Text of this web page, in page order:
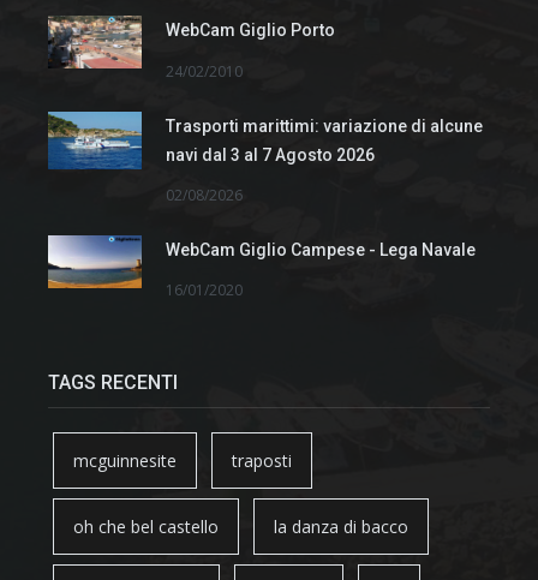
WebCam Giglio Porto
24/02/2010
Trasporti marittimi: variazione di alcune
navi dal 3 al 7 Agosto 2026
02/08/2026
WebCam Giglio Campese - Lega Navale
16/01/2020
TAGS RECENTI
mcguinnesite traposti
oh che bel castello la danza di bacco